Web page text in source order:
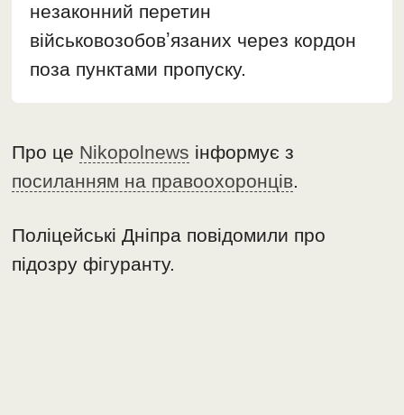
незаконний перетин
військовозобовʼязаних через кордон
поза пунктами пропуску.
Про це Nikopolnews інформує з
посиланням на правоохоронців.
Поліцейські Дніпра повідомили про
підозру фігуранту.